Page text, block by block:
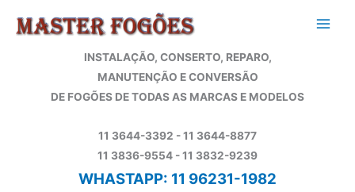
para
INSTALAÇÃO, CONSERTO, REPARO,
MANUTENÇÃO E CONVERSÃO
DE FOGÕES DE TODAS AS MARCAS E MODELOS
11 3644-3392 - 11 3644-8877
11 3836-9554 - 11 3832-9239
WHASTAPP: 11 96231-1982